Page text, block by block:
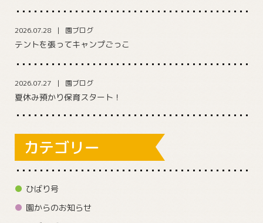
2026.07.28 園ブログ
テントを張ってキャンプごっこ
2026.07.27 園ブログ
夏休み預かり保育スタート！
カテゴリー
ひばり号
園からのお知らせ